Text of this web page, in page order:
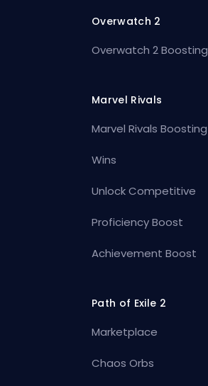
Overwatch 2
Overwatch 2 Boosting
Marvel Rivals
Marvel Rivals Boosting
Wins
Unlock Competitive
Proficiency Boost
Achievement Boost
Path of Exile 2
Marketplace
Chaos Orbs